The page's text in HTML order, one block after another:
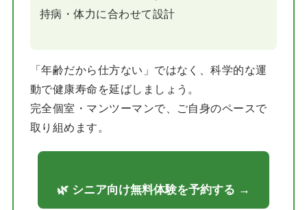
持病・体力に合わせて設計
「年齢だから仕方ない」ではなく、科学的な運
動で健康寿命を延ばしましょう。
完全個室・マンツーマンで、ご自身のペースで
取り組めます。
🌿 シニア向け無料体験を予約する →